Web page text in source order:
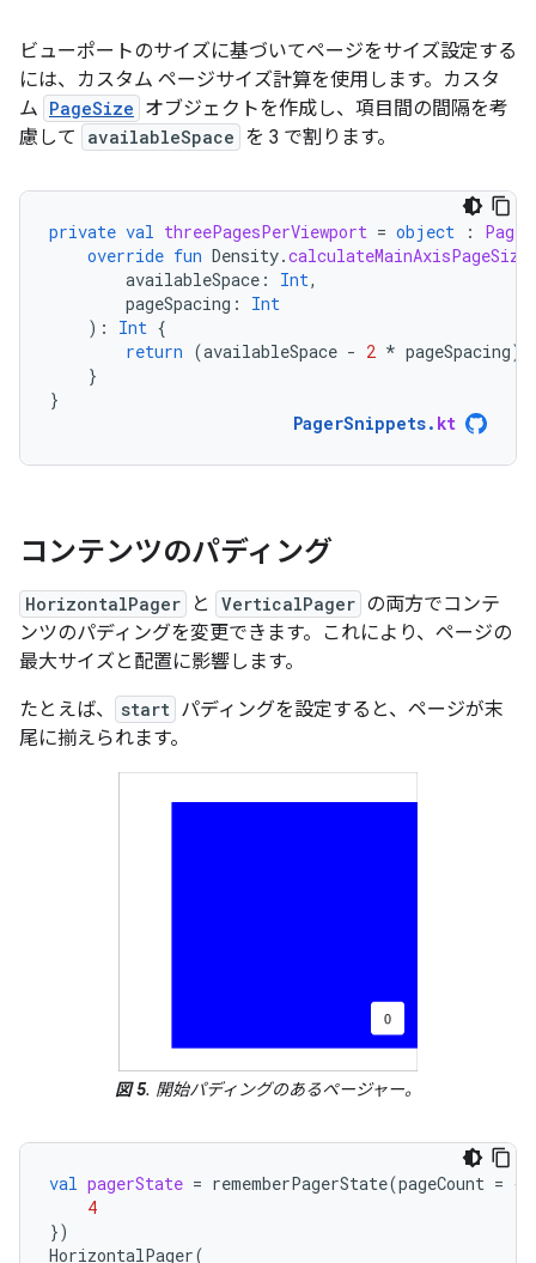
ビューポートのサイズに基づいてページをサイズ設定する
には、カスタム ページサイズ計算を使用します。カスタ
ム PageSize オブジェクトを作成し、項目間の間隔を考
慮して
availableSpace を 3 で割ります。
private val threePagesPerViewport = object :
override fun Density.calculateMainAxisPageSize
availableSpace : Int,
pageSpacing :
Int
):
Int {
return (availableSpace - 2 * pageSpacing)
}
}
PagerSnippets. kt
コンテンツのパディング
HorizontalPager と VerticalPager の両方でコンテ
ンツのパディングを変更できます。これにより、ページの
最大サイズと配置に影響します。
たとえば、
start パディングを設定すると、ページが末
尾に揃えられます。
図 5. 開始パディングのあるページャー。
val pagerState = rememberPagerState(pageCount = {
4
})
HorizontalPager(